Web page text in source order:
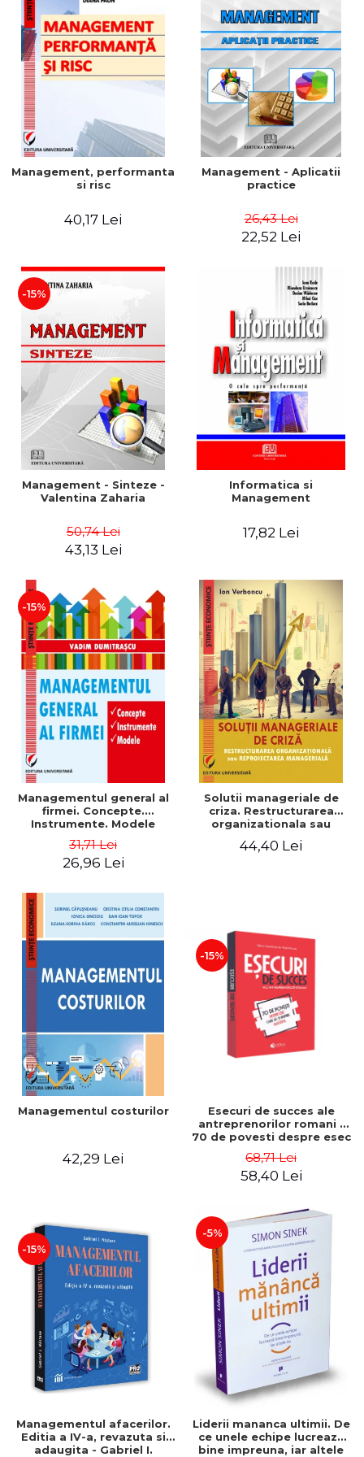
Management, performanta
si risc
40,17 Lei
Management - Aplicatii
practice
26,43 Lei
22,52 Lei
-15%
Management - Sinteze -
Valentina Zaharia
50,74 Lei
43,13 Lei
Informatica si
Management
17,82 Lei
-15%
Managementul general al
firmei. Concepte.
Instrumente. Modele
31,71 Lei
26,96 Lei
Solutii manageriale de
criza. Restructurarea
organizationala sau
44,40 Lei
Managementul costurilor
42,29 Lei
-15%
Esecuri de succes ale
antreprenorilor romani -
70 de povesti despre esec
68,71 Lei
58,40 Lei
-15%
Managementul afacerilor.
Editia a IV-a, revazuta si
adaugita - Gabriel I.
-5%
Liderii mananca ultimii. De
ce unele echipe lucreaza
bine impreuna, iar altele